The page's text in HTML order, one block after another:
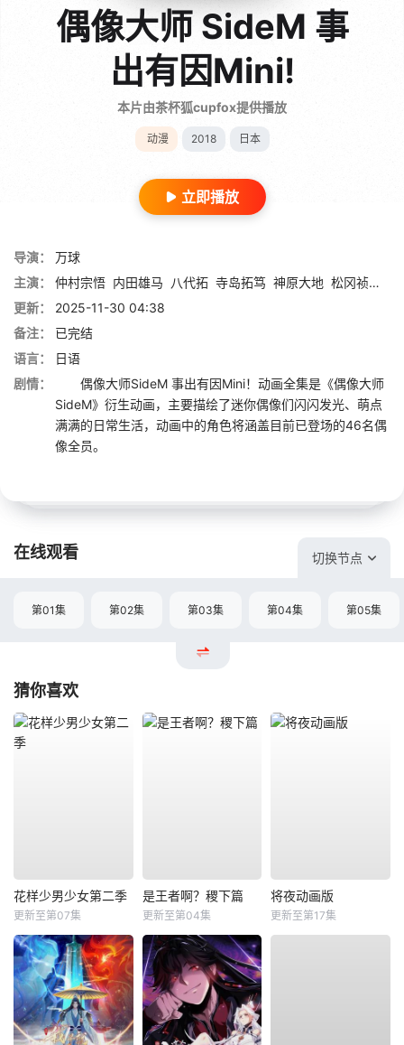
偶像大师 SideM 事
出有因Mini!
本片由茶杯狐cupfox提供播放
动漫 2018 日本
立即播放
导演：
万球
主演：
仲村宗悟 内田雄马 八代拓 寺岛拓笃 神原大地 松冈祯丞
更新：
2025-11-30 04:38
备注：
已完结
语言：
日语
剧情：
偶像大师SideM 事出有因Mini！动画全集是《偶像大师
SideM》衍生动画，主要描绘了迷你偶像们闪闪发光、萌点
满满的日常生活，动画中的角色将涵盖目前已登场的46名偶
像全员。
在线观看 切换节点
第01集 第02集 第03集 第04集 第05集
猜你喜欢
花样少男少女第二季
更新至第07集
是王者啊？稷下篇
更新至第04集
将夜动画版
更新至第17集